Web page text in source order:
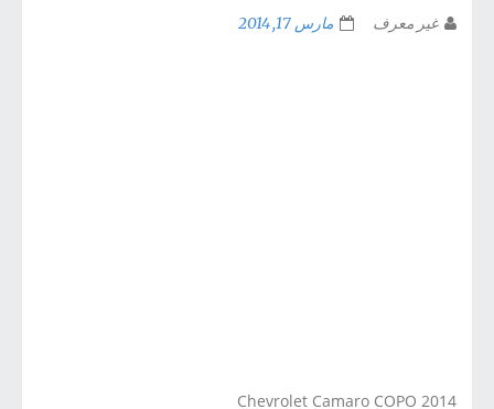
غير معرف مارس 17, 2014
2014
Chevrolet Camaro COPO